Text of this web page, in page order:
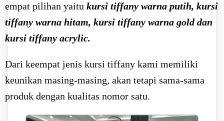
empat pilihan yaitu kursi tiffany warna putih, kursi
tiffany warna hitam, kursi tiffany warna gold dan
kursi tiffany acrylic.
Dari keempat jenis kursi tiffany kami memiliki
keunikan masing-masing, akan tetapi sama-sama
produk dengan kualitas nomor satu.